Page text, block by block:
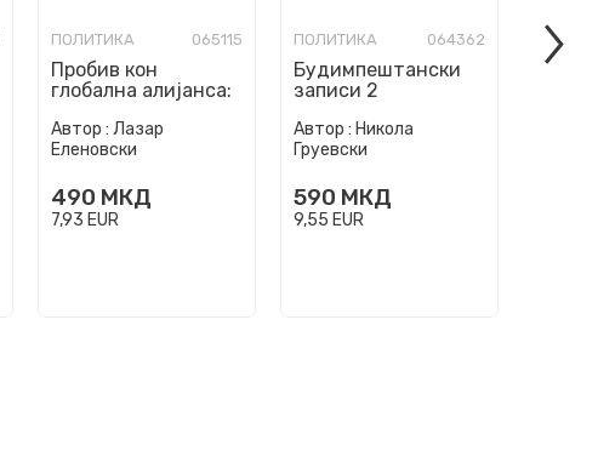
ПОЛИТИКА 065115
Пробив кон
глобална алијанса:
познати на НАТО
Автор : Лазар
Еленовски
490 МКД
7,93 EUR
ПОЛИТИКА 064362
Будимпештански
записи 2
Автор : Никола
Груевски
590 МКД
9,55 EUR